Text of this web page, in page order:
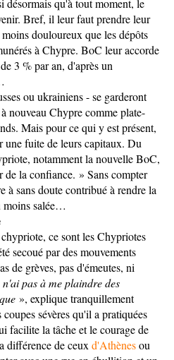
désormais qu'à tout moment, le
Bref, il leur faut prendre leur
douloureux que les dépôts
à Chypre. BoC leur accorde
3 % par an, d'après un
ou ukrainiens - se garderont
nouveau Chypre comme plate-
Mais pour ce qui y est présent,
une fuite de leurs capitaux. Du
notamment la nouvelle BoC,
la confiance. » Sans compter
à sans doute contribué à rendre la
moins salée…
ce sont les Chypriotes
secoué par des mouvements
de grèves, pas d'émeutes, ni
n'ai pas à me plaindre des
», explique tranquillement
sévères qu'il a pratiquées
facilite la tâche et le courage de
différence de ceux d'Athènesou